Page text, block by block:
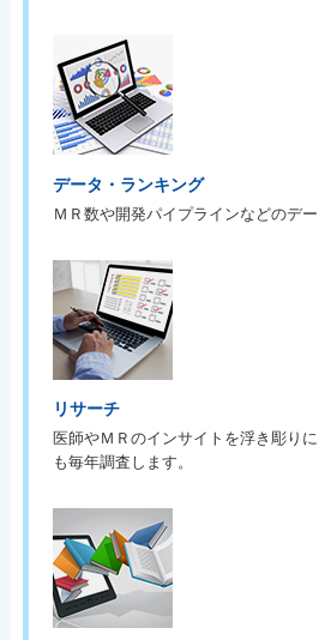
データ・ランキング
ＭＲ数や開発パイプラインなどのデ
リサーチ
医師やＭＲのインサイトを浮き彫り
も毎年調査します。